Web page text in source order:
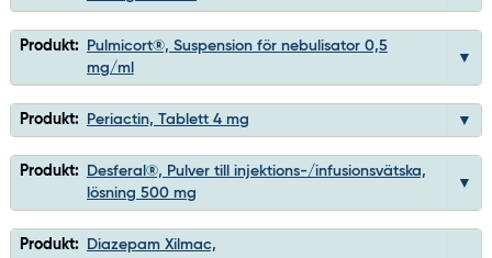
Produkt:
Pulmicort®, Suspension för nebulisator 0,5
mg/ml
Produkt: Periactin, Tablett 4 mg
Produkt:
Desferal®, Pulver till injektions-/infusionsvätska,
lösning 500 mg
Produkt:
Diazepam Xilmac,